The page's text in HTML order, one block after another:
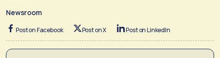
Newsroom
Post on Facebook Post on X Post on LinkedIn